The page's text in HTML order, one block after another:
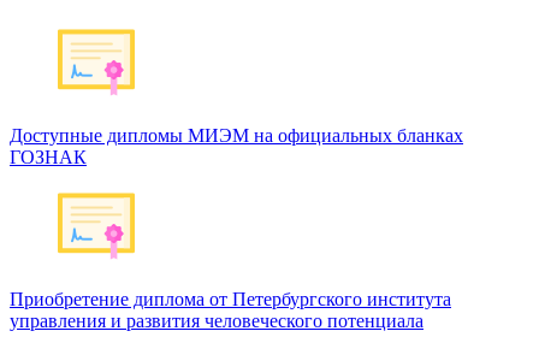
Доступные дипломы МИЭМ на официальных бланках
ГОЗНАК
Приобретение диплома от Петербургского института
управления и развития человеческого потенциала